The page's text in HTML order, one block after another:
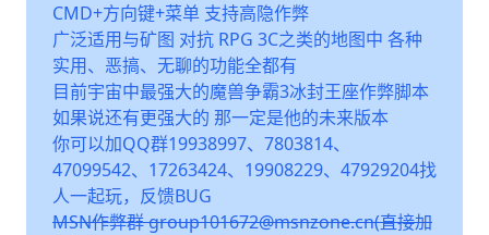
CMD+方向键+菜单 支持高隐作弊
广泛适用与矿图 对抗 RPG 3C之类的地图中 各种
实用、恶搞、无聊的功能全都有
目前宇宙中最强大的魔兽争霸3冰封王座作弊脚本
如果说还有更强大的 那一定是他的未来版本
你可以加QQ群19938997、7803814、
47099542、17263424、19908229、47929204找
人一起玩，反馈BUG
MSN作弊群 group101672@msnzone.cn(直接加